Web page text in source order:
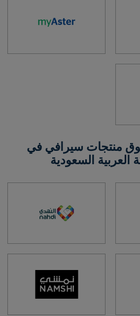
منتجات سيرافي في
العربية السعودية